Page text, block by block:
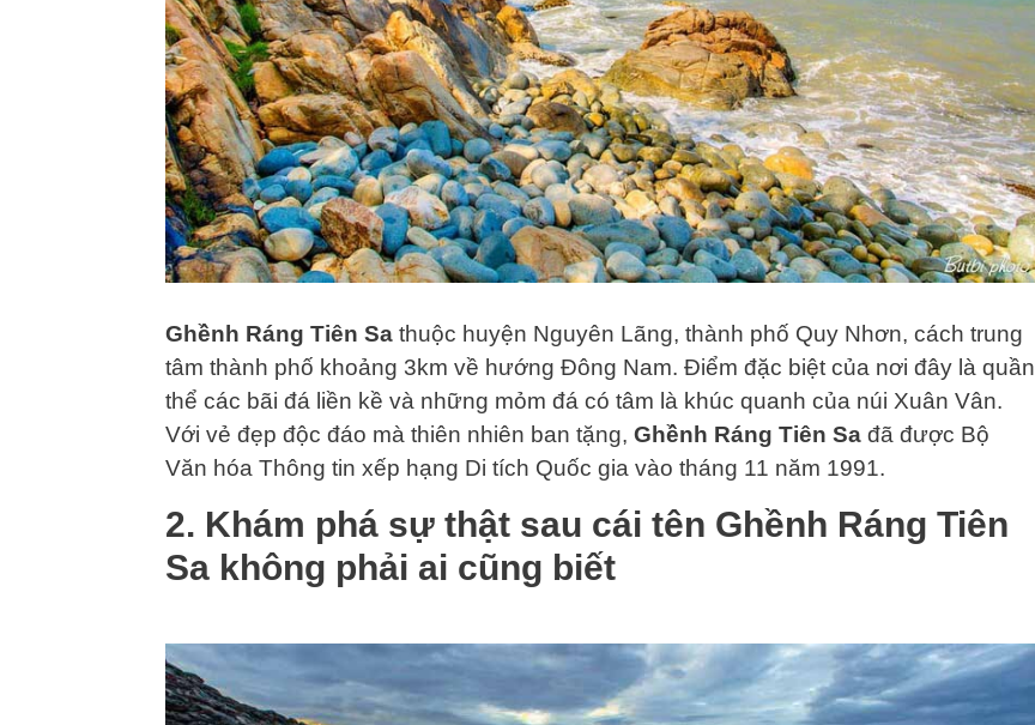
Ghềnh Ráng Tiên Sa thuộc huyện Nguyên Lãng, thành phố Quy Nhơn, cách trung
tâm thành phố khoảng 3km về hướng Đông Nam. Điểm đặc biệt của nơi đây là quần
thể các bãi đá liền kề và những mỏm đá có tâm là khúc quanh của núi Xuân Vân.
Với vẻ đẹp độc đáo mà thiên nhiên ban tặng, Ghềnh Ráng Tiên Sa đã được Bộ
Văn hóa Thông tin xếp hạng Di tích Quốc gia vào tháng 11 năm 1991.
2. Khám phá sự thật sau cái tên Ghềnh Ráng Tiên
Sa không phải ai cũng biết